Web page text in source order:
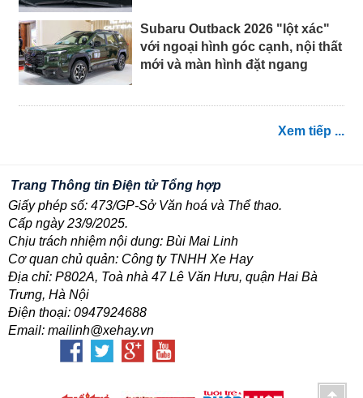
Subaru Outback 2026 "lột xác"
với ngoại hình góc cạnh, nội thất
mới và màn hình đặt ngang
Xem tiếp ...
Trang Thông tin Điện tử Tổng hợp
Giấy phép số: 473/GP-Sở Văn hoá và Thể thao.
Cấp ngày 23/9/2025.
Chịu trách nhiệm nội dung: Bùi Mai Linh
Cơ quan chủ quản: Công ty TNHH Xe Hay
Địa chỉ: P802A, Toà nhà 47 Lê Văn Hưu, quận Hai Bà
Trưng, Hà Nội
Điện thoại: 0947924688
Email: mailinh@xehay.vn